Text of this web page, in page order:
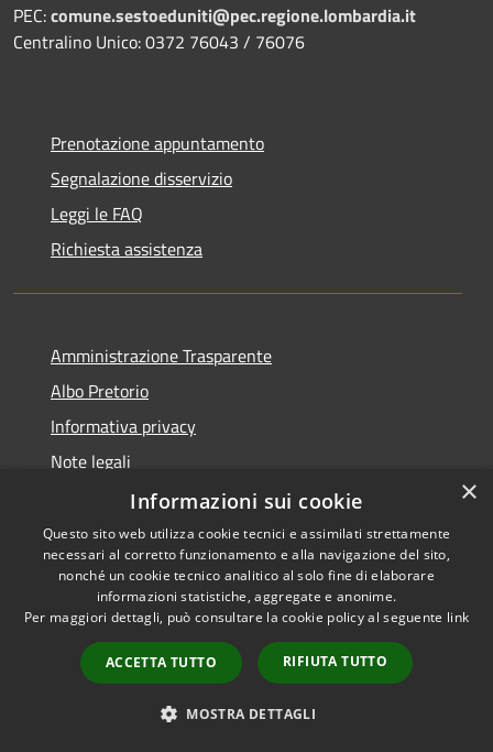
PEC:comune.sestoeduniti@pec.regione.lombardia.it
Centralino Unico: 0372 76043 / 76076
Prenotazione appuntamento
Segnalazione disservizio
Leggi le FAQ
Richiesta assistenza
Amministrazione Trasparente
Albo Pretorio
Informativa privacy
Note legali
Dichiarazione di accessibilità
RSS
Accessibilità
Copyright © 2026 • Comune di
Sesto ed Uniti • Powered by
Municipium•
Accesso
redazione
×
Informazioni sui cookie
Questo sito web utilizza cookie tecnici e assimilati strettamente
necessari al corretto funzionamento e alla navigazione del sito,
nonché un cookie tecnico analitico al solo fine di elaborare
informazioni statistiche, aggregate e anonime.
Per maggiori dettagli, può consultare la cookie policy al seguente link
ACCETTA TUTTO RIFIUTA TUTTO
MOSTRA DETTAGLI